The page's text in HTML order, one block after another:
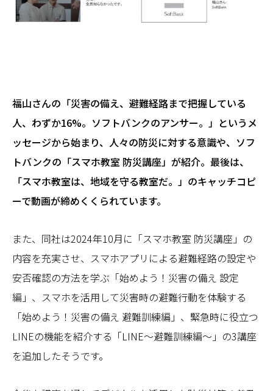
福山さんの「災害の備え、避難経路まで把握している
人、わずか16%。ソフトバンクのアンサー。」というメ
ッセージから始まり、人々の防災に対する意識や、ソフ
トバンクの「スマホ教室 防災講座」が紹介。最後は、
「スマホ教室は、地域を守る教室だ。」のキャッチコピ
ーで動画が締めくくられています。
また、同社は2024年10月に「スマホ教室 防災講座」の
内容を充実させ、スマホアプリによる避難経路の設定や
安否確認の方法を学ぶ「始めよう！災害の備え 設定
編」、スマホを活用して災害時の避難行動を体験する
「始めよう！災害の備え 避難訓練編」、緊急時に役立つ
LINEの機能を紹介する「LINE～避難訓練編～」の3講座
を追加したそうです。